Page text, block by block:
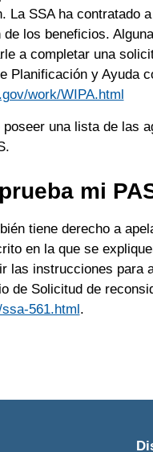
La SSA ha contratado
los beneficios.
a completar una
Planificación y Ayuda
work/WIPA.html
una lista de las
mi
tiene derecho a
en la que se
las instrucciones para
de Solicitud de
561.html.